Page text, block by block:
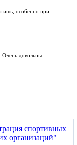
особенно при
Очень довольны.
спортивных
организаций"